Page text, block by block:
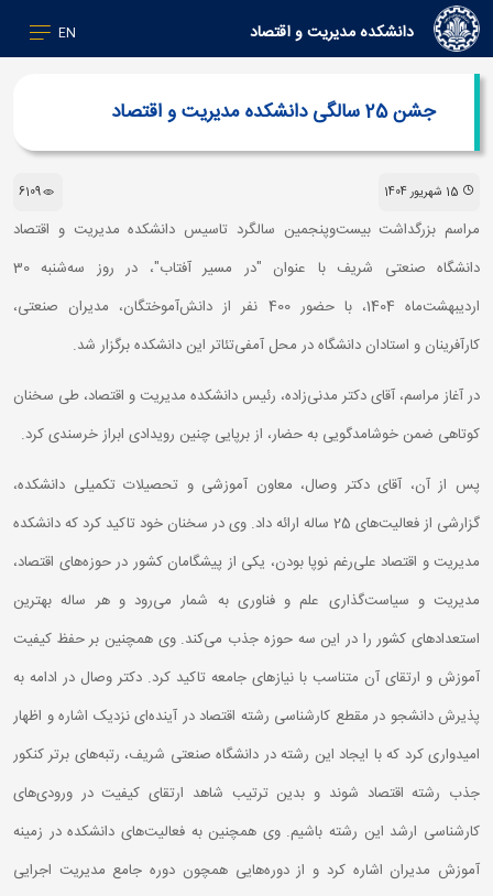
EN دانشکده مدیریت و اقتصاد
جشن 25 سالگی دانشکده مدیریت و اقتصاد
15 شهریور 1404 6109
مراسم بزرگداشت بیست‌وپنجمین سالگرد تاسیس دانشکده مدیریت و اقتصاد
دانشگاه صنعتی شریف با عنوان "در مسیر آفتاب"، در روز سه‌شنبه 30
اردیبهشت‌ماه 1404، با حضور 400 نفر از دانش‌آموختگان، مدیران صنعتی،
کارآفرینان و استادان دانشگاه در محل آمفی‌تئاتر این دانشکده برگزار شد.
در آغاز مراسم، آقای دکتر مدنی‌زاده، رئیس دانشکده مدیریت و اقتصاد، طی سخنان
کوتاهی ضمن خوشامدگویی به حضار، از برپایی چنین رویدادی ابراز خرسندی کرد.
پس از آن، آقای دکتر وصال، معاون آموزشی و تحصیلات تکمیلی دانشکده،
گزارشی از فعالیت‌های 25 ساله ارائه داد. وی در سخنان خود تاکید کرد که دانشکده
مدیریت و اقتصاد علی‌رغم نوپا بودن، یکی از پیشگامان کشور در حوزه‌های اقتصاد،
مدیریت و سیاست‌گذاری علم و فناوری به شمار می‌رود و هر ساله بهترین
استعدادهای کشور را در این سه حوزه جذب می‌کند. وی همچنین بر حفظ کیفیت
آموزش و ارتقای آن متناسب با نیازهای جامعه تاکید کرد. دکتر وصال در ادامه به
پذیرش دانشجو در مقطع کارشناسی رشته اقتصاد در آینده‌ای نزدیک اشاره و اظهار
امیدواری کرد که با ایجاد این رشته در دانشگاه صنعتی شریف، رتبه‌های برتر کنکور
جذب رشته اقتصاد شوند و بدین ترتیب شاهد ارتقای کیفیت در ورودی‌های
کارشناسی ارشد این رشته باشیم. وی همچنین به فعالیت‌های دانشکده در زمینه
آموزش مدیران اشاره کرد و از دوره‌هایی همچون دوره جامع مدیریت اجرایی